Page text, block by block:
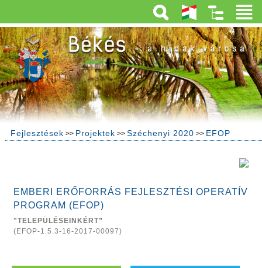
Fejlesztések >> Projektek >> Széchenyi 2020 >> EFOP
EMBERI ERŐFORRÁS FEJLESZTÉSI OPERATÍV
PROGRAM (EFOP)
"TELEPÜLÉSEINKÉRT”
(EFOP-1.5.3-16-2017-00097)